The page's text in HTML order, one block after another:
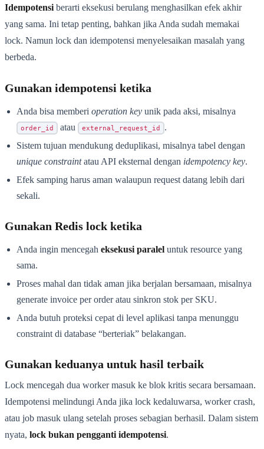
Idempotensi berarti eksekusi berulang menghasilkan efek akhir
yang sama. Ini tetap penting, bahkan jika Anda sudah memakai
lock. Namun lock dan idempotensi menyelesaikan masalah yang
berbeda.
Gunakan idempotensi ketika
Anda bisa memberi operation key unik pada aksi, misalnya
order_id atau external_request_id
.
Sistem tujuan mendukung deduplikasi, misalnya tabel dengan
unique constraintatau API eksternal dengan idempotency key.
Efek samping harus aman walaupun request datang lebih dari
sekali.
Gunakan Redis lock ketika
Anda ingin mencegah eksekusi paralel untuk resource yang
sama.
Proses mahal dan tidak aman jika berjalan bersamaan, misalnya
generate invoice per order atau sinkron stok per SKU.
Anda butuh proteksi cepat di level aplikasi tanpa menunggu
constraint di database “berteriak” belakangan.
Gunakan keduanya untuk hasil terbaik
Lock mencegah dua worker masuk ke blok kritis secara bersamaan.
Idempotensi melindungi Anda jika lock kedaluwarsa, worker crash,
atau job masuk ulang setelah proses sebagian berhasil. Dalam sistem
nyata, lock bukan pengganti idempotensi.